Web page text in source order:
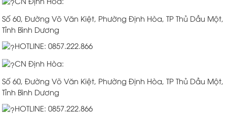
Số 60, Đường Võ Văn Kiệt, Phường Định Hòa, TP Thủ Dầu Một,
Tỉnh Bình Dương
HOTLINE: 0857.222.866
CN Định Hòa:
Số 60, Đường Võ Văn Kiệt, Phường Định Hòa, TP Thủ Dầu Một,
Tỉnh Bình Dương
HOTLINE: 0857.222.866